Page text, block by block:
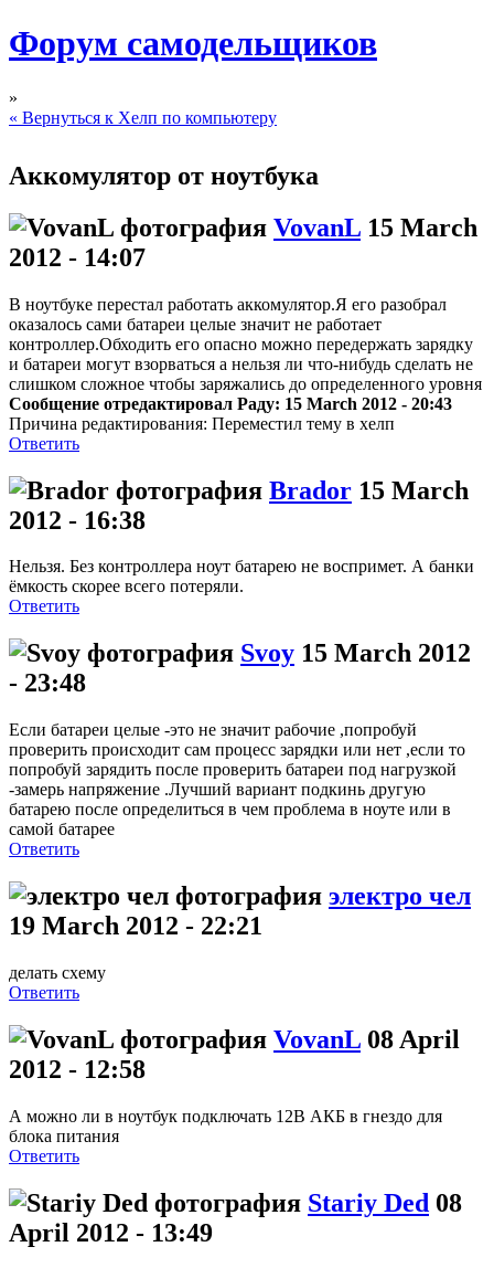
Форум самодельщиков
»
« Вернуться к Хелп по компьютеру
Аккомулятор от ноутбука
VovanL 15 March
2012 - 14:07
В ноутбуке перестал работать аккомулятор.Я его разобрал
оказалось сами батареи целые значит не работает
контроллер.Обходить его опасно можно передержать зарядку
и батареи могут взорваться а нельзя ли что-нибудь сделать не
слишком сложное чтобы заряжались до определенного уровня
Сообщение отредактировал Раду: 15 March 2012 - 20:43
Причина редактирования: Переместил тему в хелп
Ответить
Brador 15 March
2012 - 16:38
Нельзя. Без контроллера ноут батарею не воспримет. А банки
ёмкость скорее всего потеряли.
Ответить
Svoy 15 March 2012
- 23:48
Если батареи целые -это не значит рабочие ,попробуй
проверить происходит сам процесс зарядки или нет ,если то
попробуй зарядить после проверить батареи под нагрузкой
-замерь напряжение .Лучший вариант подкинь другую
батарею после определиться в чем проблема в ноуте или в
самой батарее
Ответить
электро чел
19 March 2012 - 22:21
делать схему
Ответить
VovanL 08 April
2012 - 12:58
А можно ли в ноутбук подключать 12В АКБ в гнездо для
блока питания
Ответить
Stariy Ded 08
April 2012 - 13:49